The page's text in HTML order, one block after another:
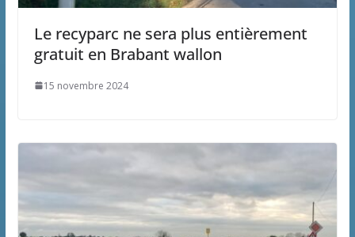
Le recyparc ne sera plus entièrement
gratuit en Brabant wallon
15 novembre 2024